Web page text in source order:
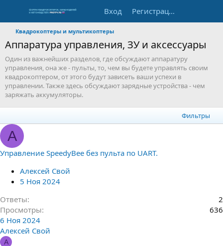
Вход Регистрация
Квадрокоптеры и мультикоптеры
Аппаратура управления, ЗУ и аксессуары
Один из важнейших разделов, где обсуждают аппаратуру
управления, она же - пульты, то, чем вы будете управлять своим
квадрокоптером, от этого будут зависеть ваши успехи в
управлении. Также здесь обсуждают зарядные устройства - чем
заряжать аккумуляторы.
Фильтры
А
Управление SpeedyBee без пульта по UART.
Алексей Свой
5 Ноя 2024
Ответы
2
Просмотры
636
6 Ноя 2024
Алексей Свой
А